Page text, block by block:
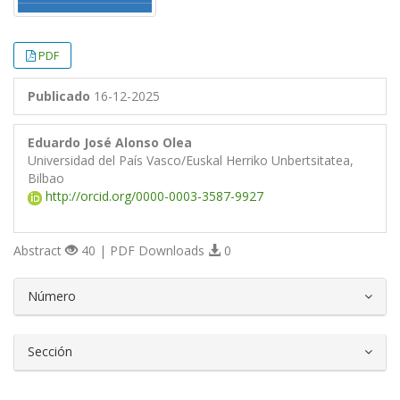
PDF
Publicado 16-12-2025
Eduardo José Alonso Olea
Universidad del País Vasco/Euskal Herriko Unbertsitatea,
Bilbao
http://orcid.org/0000-0003-3587-9927
Abstract 40 | PDF Downloads 0
Número
Sección